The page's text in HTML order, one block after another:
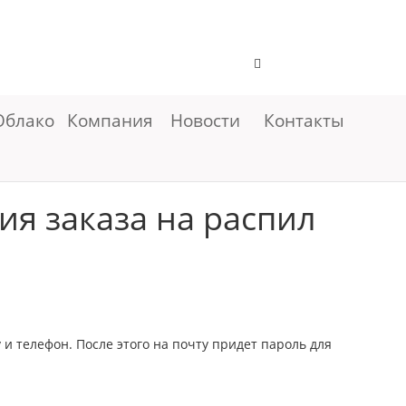
Компания Новости Контакты
заказа на распил
телефон. После этого на почту придет пароль для